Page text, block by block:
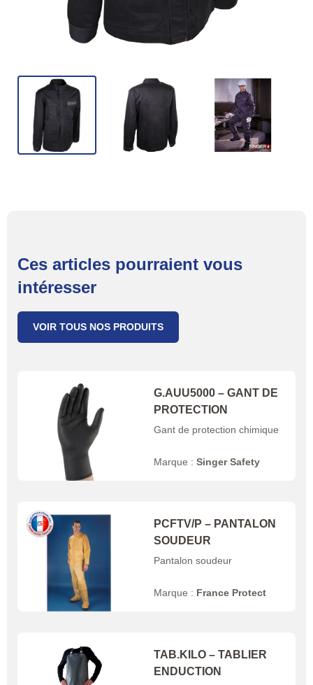
Ces articles pourraient vous
intéresser
VOIR TOUS NOS PRODUITS
G.AUU5000 – GANT DE
PROTECTION
Gant de protection chimique
Marque :Singer Safety
PCFTV/P – PANTALON
SOUDEUR
Pantalon soudeur
Marque : France Protect
TAB.KILO – TABLIER
ENDUCTION